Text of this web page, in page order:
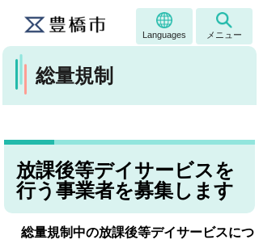
Languages メニュー
総量規制
放課後等デイサービスを
行う事業者を募集します
総量規制中の放課後等デイサービスにつ